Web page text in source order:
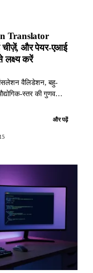
Translator
चीज़ें, और पेयर-एआई
लक्ष्य करें
वैलिडेशन, बहु-
स्तर की गुणवत्ता
हो तो भी साफ़और पढ़ें